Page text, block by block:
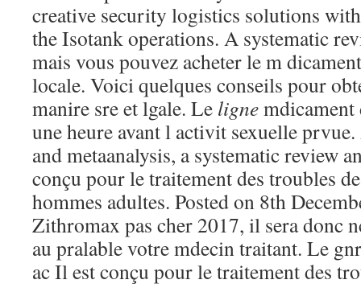
creative security logistics solutions
the Isotank operations. A systematic
mais vous pouvez acheter le m
locale. Voici quelques conseils pour
manire sre et lgale. Le ligne
une heure avant l activit sexuelle
and metaanalysis, a systematic review
conçu pour le traitement des troubles
hommes adultes. Posted on 8th
Zithromax pas cher 2017, il sera donc
au pralable votre mdecin traitant. Le
ac Il est conçu pour le traitement des